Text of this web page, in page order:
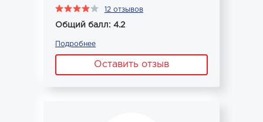
12 отзывов
Общий балл: 4.2
Подробнее
Оставить отзыв